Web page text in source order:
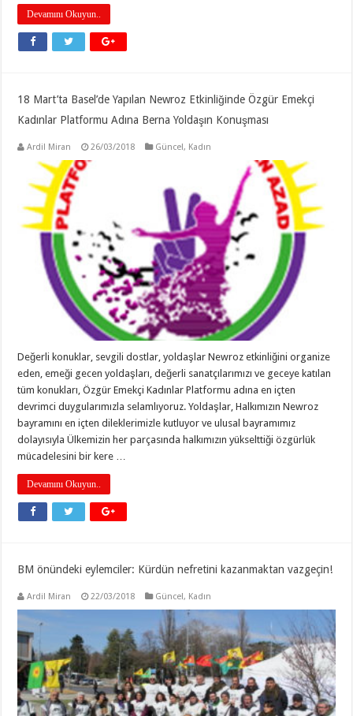
Devamını Okuyun..
18 Mart’ta Basel’de Yapılan Newroz Etkinliğinde Özgür Emekçi
Kadınlar Platformu Adına Berna Yoldaşın Konuşması
Ardil Miran 26/03/2018 Güncel, Kadın
Değerli konuklar, sevgili dostlar, yoldaşlar Newroz etkinliğini organize
eden, emeği gecen yoldaşları, değerli sanatçılarımızı ve geceye katılan
tüm konukları, Özgür Emekçi Kadınlar Platformu adına en içten
devrimci duygularımızla selamlıyoruz. Yoldaşlar, Halkımızın Newroz
bayramını en içten dileklerimizle kutluyor ve ulusal bayramımız
dolayısıyla Ülkemizin her parçasında halkımızın yükselttiği özgürlük
mücadelesini bir kere …
Devamını Okuyun..
BM önündeki eylemciler: Kürdün nefretini kazanmaktan vazgeçin!
Ardil Miran 22/03/2018 Güncel, Kadın